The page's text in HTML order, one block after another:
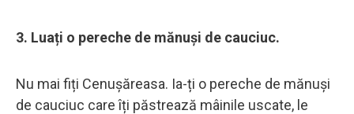
3. Luați o pereche de mănuși de cauciuc.
Nu mai fiți Cenușăreasa. Ia-ți o pereche de mănuși
de cauciuc care îți păstrează mâinile uscate, le